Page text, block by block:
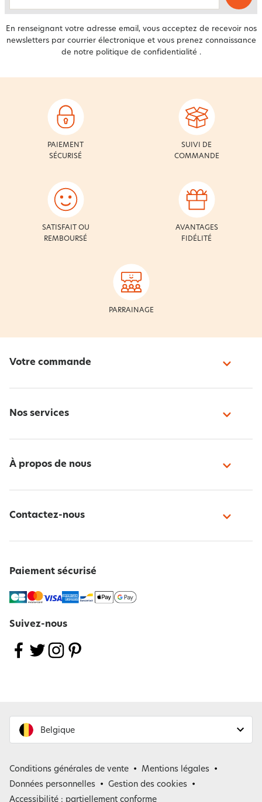
En renseignant votre adresse email, vous acceptez de recevoir nos
newsletters par courrier électronique et vous prenez connaissance
de notre politique de confidentialité .
PAIEMENT
SÉCURISÉ
SUIVI DE
COMMANDE
SATISFAIT OU
REMBOURSÉ
AVANTAGES
FIDÉLITÉ
PARRAINAGE
Votre commande
Nos services
À propos de nous
Contactez-nous
Paiement sécurisé
Suivez-nous
Belgique
Belgique
Conditions générales de vente
Mentions légales
Données personnelles
Gestion des cookies
Accessibilité : partiellement conforme